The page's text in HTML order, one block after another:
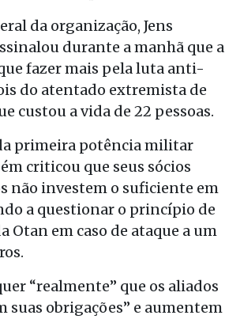
da organização, Jens
durante a manhã que a
fazer mais pela luta anti-
do atentado extremista de
custou a vida de 22 pessoas.
primeira potência militar
criticou que seus sócios
não investem o suficiente em
a questionar o princípio de
Otan em caso de ataque a um
“realmente” que os aliados
suas obrigações” e aumentem